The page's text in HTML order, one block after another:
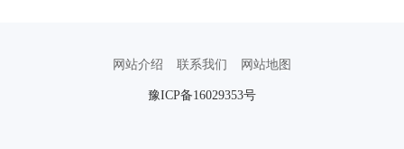
网站介绍 联系我们 网站地图
豫ICP备16029353号